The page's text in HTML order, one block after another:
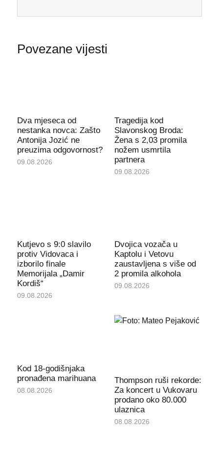
Povezane vijesti
Dva mjeseca od
nestanka novca: Zašto
Antonija Jozić ne
preuzima odgovornost?
09.08.2026
Tragedija kod
Slavonskog Broda:
Žena s 2,03 promila
nožem usmrtila
partnera
09.08.2026
Kutjevo s 9:0 slavilo
protiv Vidovaca i
izborilo finale
Memorijala „Damir
Kordiš“
09.08.2026
Dvojica vozača u
Kaptolu i Vetovu
zaustavljena s više od
2 promila alkohola
09.08.2026
Kod 18-godišnjaka
pronađena marihuana
08.08.2026
Thompson ruši rekorde:
Za koncert u Vukovaru
prodano oko 80.000
ulaznica
08.08.2026